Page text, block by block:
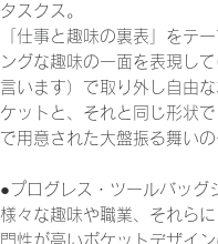
タスクス。
「仕事と趣味の裏表」をテ
ングな趣味の一面を表現し
言います）で取り外し自由
ケットと、それと同じ形状
で用意された大盤振る舞いの
●プログレス・ツールバッグ
様々な趣味や職業、それら
門性が高いポケットデザイ